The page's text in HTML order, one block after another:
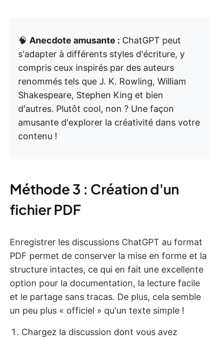
🧠 Anecdote amusante : ChatGPT peut
s'adapter à différents styles d'écriture, y
compris ceux inspirés par des auteurs
renommés tels que J. K. Rowling, William
Shakespeare, Stephen King et bien
d'autres. Plutôt cool, non ? Une façon
amusante d'explorer la créativité dans votre
contenu !
Méthode 3 : Création d'un
fichier PDF
Enregistrer les discussions ChatGPT au format
PDF permet de conserver la mise en forme et la
structure intactes, ce qui en fait une excellente
option pour la documentation, la lecture facile
et le partage sans tracas. De plus, cela semble
un peu plus « officiel » qu'un texte simple !
Chargez la discussion dont vous avez